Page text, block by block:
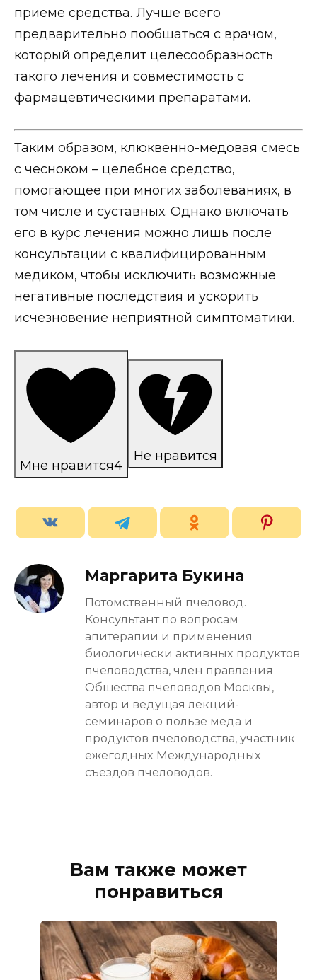
приёме средства. Лучше всего
предварительно пообщаться с врачом,
который определит целесообразность
такого лечения и совместимость с
фармацевтическими препаратами.
Таким образом, клюквенно-медовая смесь
с чесноком – целебное средство,
помогающее при многих заболеваниях, в
том числе и суставных. Однако включать
его в курс лечения можно лишь после
консультации с квалифицированным
медиком, чтобы исключить возможные
негативные последствия и ускорить
исчезновение неприятной симптоматики.
Мне нравится4
Не нравится
Маргарита Букина
Потомственный пчеловод.
Консультант по вопросам
апитерапии и применения
биологически активных продуктов
пчеловодства, член правления
Общества пчеловодов Москвы,
автор и ведущая лекций-
семинаров о пользе мёда и
продуктов пчеловодства, участник
ежегодных Международных
съездов пчеловодов.
Вам также может
понравиться